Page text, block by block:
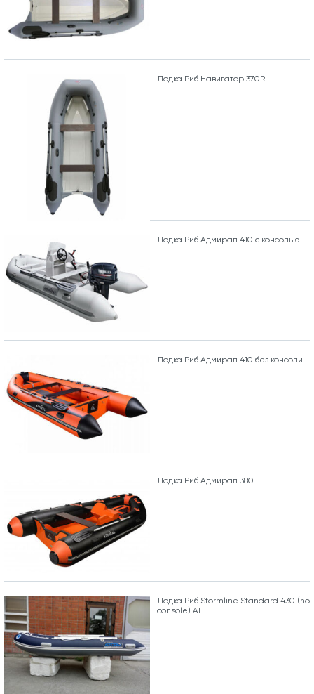
Лодка Риб Навигатор 370R
Лодка Риб Адмирал 410 с консолью
Лодка Риб Адмирал 410 без консоли
Лодка Риб Адмирал 380
Лодка Риб Stormline Standard 430 (no
console) AL